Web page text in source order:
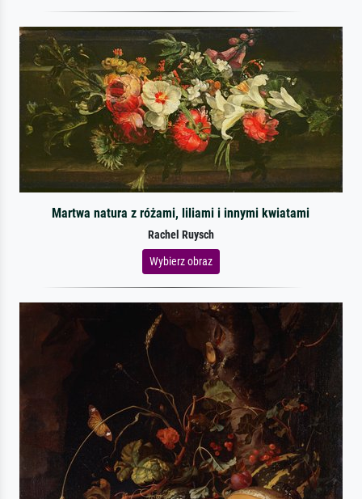
Martwa natura z różami, liliami i innymi kwiatami
Rachel Ruysch
Wybierz obraz